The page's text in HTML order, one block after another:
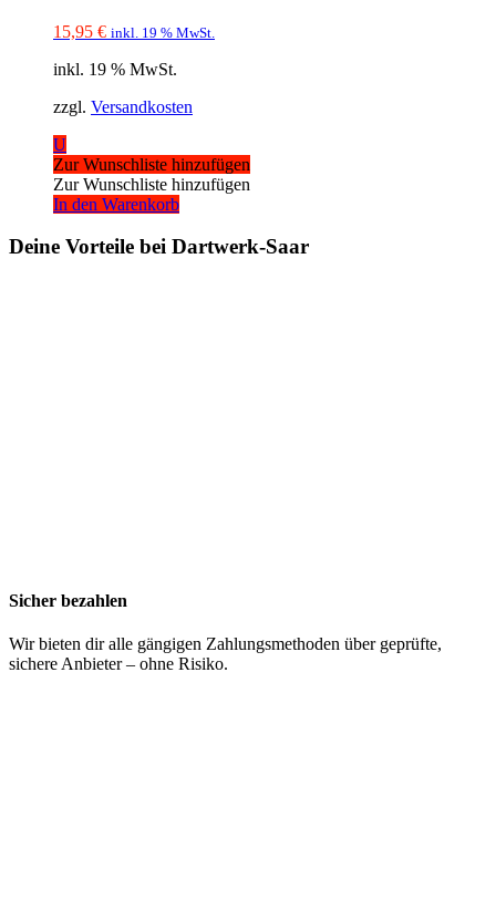
15,95 € inkl. 19 % MwSt.
inkl. 19 % MwSt.
zzgl. Versandkosten
U
Zur Wunschliste hinzufügen
Zur Wunschliste hinzufügen
In den Warenkorb
Deine Vorteile bei Dartwerk-Saar
Sicher bezahlen
Wir bieten dir alle gängigen Zahlungsmethoden über geprüfte,
sichere Anbieter – ohne Risiko.